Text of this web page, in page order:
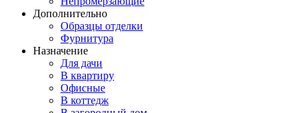
Дополнительно
Образцы отделки
Фурнитура
Назначение
Для дачи
В квартиру
Офисные
В коттедж